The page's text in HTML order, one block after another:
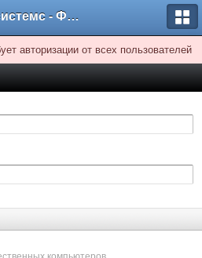
Кейсистемс - Форумы
авторизации от всех пользователей